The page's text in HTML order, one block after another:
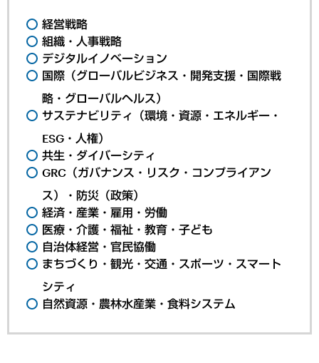
経営戦略
組織・人事戦略
デジタルイノベーション
国際（グローバルビジネス・開発支援・国際戦
略・グローバルヘルス）
サステナビリティ（環境・資源・エネルギー・
ESG・人権）
共生・ダイバーシティ
GRC（ガバナンス・リスク・コンプライアン
ス）・防災（政策）
経済・産業・雇用・労働
医療・介護・福祉・教育・子ども
自治体経営・官民協働
まちづくり・観光・交通・スポーツ・スマート
シティ
自然資源・農林水産業・食料システム